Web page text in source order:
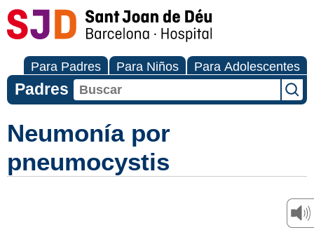
Para Padres Para Niños Para Adolescentes
Padres
Neumonía por
pneumocystis